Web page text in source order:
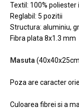
Textil: 100%
Reglabil: 5 pozitii
Structura: aluminiu,
Fibra plata 8x1.3 mm
Masuta
Poza are caracter
Culoarea fibrei si a